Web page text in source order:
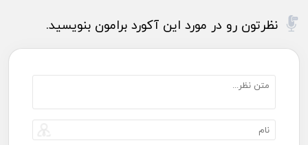
نظرتون رو در مورد این آکورد برامون بنویسید.